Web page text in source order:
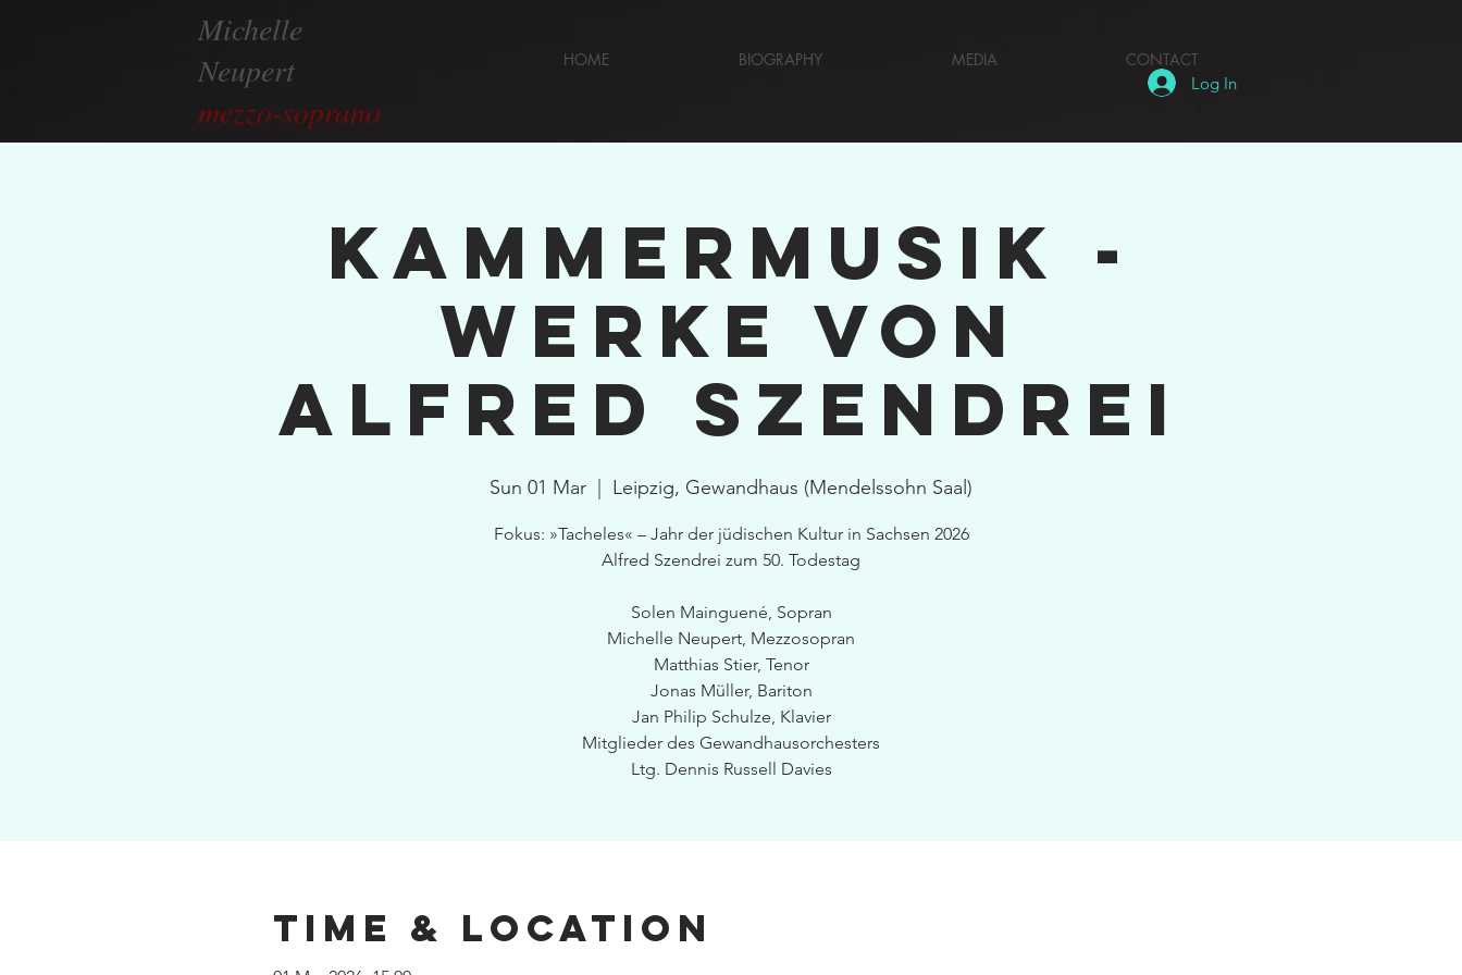
Michelle
Neupert
mezzo-soprano
HOME BIOGRAPHY MEDIA
CONTACT
Log In
Kammermusik -
Werke von
Alfred Szendrei
Sun 01 Mar Leipzig, Gewandhaus (Mendelssohn Saal)
Fokus: »Tacheles« – Jahr der jüdischen Kultur in Sachsen 2026
Alfred Szendrei zum 50. Todestag
Solen Mainguené, Sopran
Michelle Neupert, Mezzosopran
Matthias Stier, Tenor
Jonas Müller, Bariton
Jan Philip Schulze, Klavier
Mitglieder des Gewandhausorchesters
Ltg. Dennis Russell Davies
Time & Location